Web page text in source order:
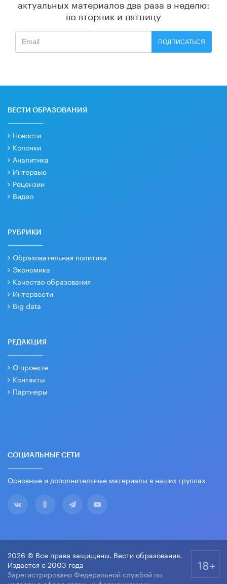
актуальных материалов два раза в неделю:
во вторник и пятницу
ПОДПИСАТЬСЯ
ВЕСТИ ОБРАЗОВАНИЯ
Новости
Колонки
Аналитика
Интервью
Рецензии
Видео
РУБРИКИ
Образовательная политика
Экономика
Качество образования
Интервести
Big data
РЕДАКЦИЯ
О проекте
Контакты
Партнеры
СОЦИАЛЬНЫЕ СЕТИ
Основные и дополнительные материалы в наших группах
2026 © Все права защищены. Вести образования.
Издается с 2003 года
Зарегистрировано Федеральной службой по
18+